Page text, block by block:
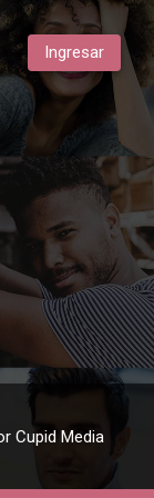
Ingresar
Cupid Media